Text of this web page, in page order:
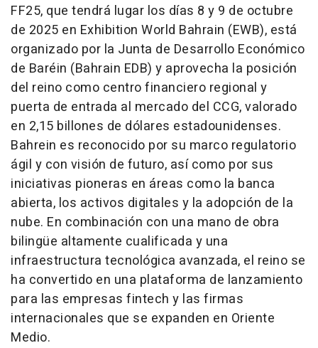
FF25, que tendrá lugar los días 8 y 9 de octubre
de 2025 en Exhibition World Bahrain (EWB), está
organizado por la Junta de Desarrollo Económico
de Baréin (Bahrain EDB) y aprovecha la posición
del reino como centro financiero regional y
puerta de entrada al mercado del CCG, valorado
en 2,15 billones de dólares estadounidenses.
Bahrein es reconocido por su marco regulatorio
ágil y con visión de futuro, así como por sus
iniciativas pioneras en áreas como la banca
abierta, los activos digitales y la adopción de la
nube. En combinación con una mano de obra
bilingüe altamente cualificada y una
infraestructura tecnológica avanzada, el reino se
ha convertido en una plataforma de lanzamiento
para las empresas fintech y las firmas
internacionales que se expanden en Oriente
Medio.